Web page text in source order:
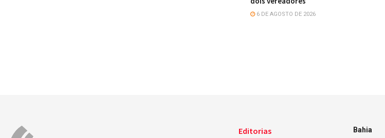
6 DE AGOSTO DE 2026
Editorias
Bahia